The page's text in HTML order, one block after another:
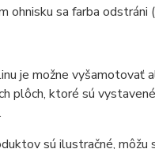
ohnisku sa farba odstráni
je možne vyšamotovať
plôch, ktoré sú
sú ilustračné,